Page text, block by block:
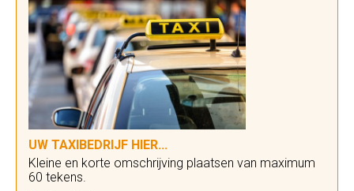
UW TAXIBEDRIJF HIER...
Kleine en korte omschrijving plaatsen van maximum
60 tekens.